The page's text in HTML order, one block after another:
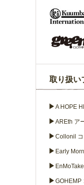
取り扱い
▶ A HOPE
▶ AREth ア
▶ Collonil
▶ Early
▶
▶ GOHEMP